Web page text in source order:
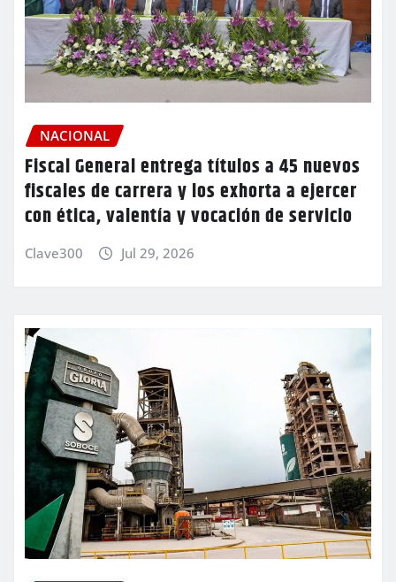
NACIONAL
Fiscal General entrega títulos a 45 nuevos
fiscales de carrera y los exhorta a ejercer
con ética, valentía y vocación de servicio
Clave300 Jul 29, 2026